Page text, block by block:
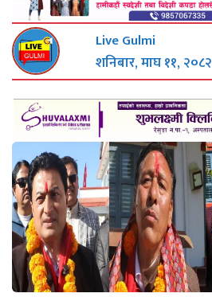
Live Gulmi
शनिबार, माघ ११, २०८२